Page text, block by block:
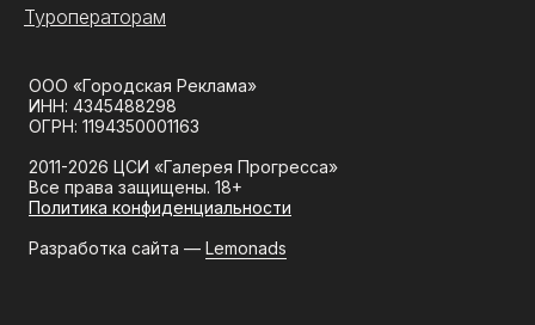
Туроператорам
ООО «Городская Реклама»
ИНН: 4345488298
ОГРН: 1194350001163
2011-2026 ЦСИ «Галерея Прогресса»
Все права защищены. 18+
Политика конфиденциальности
Разработка сайта — Lemonads